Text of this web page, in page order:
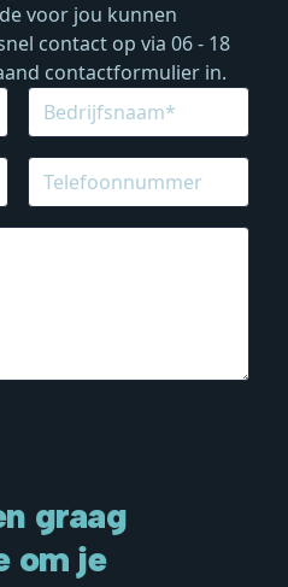
voor jou kunnen
contact op via 06 - 18
contactformulier in.
graag
om je